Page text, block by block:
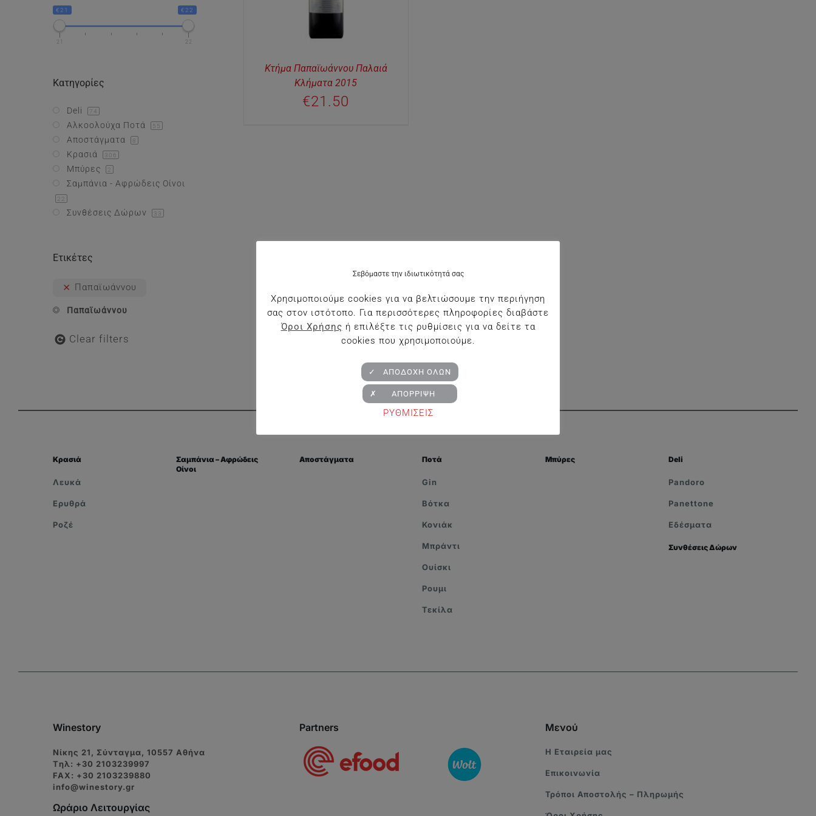
Κτήμα Παπαϊωάννου Παλαιά
Κλήματα 2015
€21.50
€21 €22
21 22
Κατηγορίες
Deli 74
Αλκοολούχα Ποτά 55
Αποστάγματα 8
Κρασιά 306
Μπύρες 2
Σαμπάνια - Αφρώδεις Οίνοι
22
Συνθέσεις Δώρων 33
Ετικέτες
Παπαϊωάννου
Παπαϊωάννου
Clear filters
Κρασιά
Λευκά
Ερυθρά
Ροζέ
Σαμπάνια – Αφρώδεις
Οίνοι
Αποστάγματα Ποτά
Gin
Βότκα
Κονιάκ
Μπράντι
Ουίσκι
Ρουμι
Τεκίλα
Μπύρες Deli
Pandoro
Panettone
Εδέσματα
Συνθέσεις Δώρων
Winestory
Νίκης 21, Σύνταγμα, 10557 Αθήνα
Tηλ: +30 2103239997
FAX: +30 2103239880
info@winestory.gr
Ωράριο Λειτουργίας
Partners Μενού
Η Eταιρεία μας
Επικοινωνία
Τρόποι Αποστολής – Πληρωμής
Σεβόμαστε την ιδιωτικότητά σας
Χρησιμοποιούμε cookies για να βελτιώσουμε την περιήγηση
σας στον ιστότοπο. Για περισσότερες πληροφορίες διαβάστε
Όροι Χρήσης ή επιλέξτε τις ρυθμίσεις για να δείτε τα
cookies που χρησιμοποιούμε.
ΡΥΘΜΙΣΕΙΣ
✓ ΑΠΟΔΟΧΗ ΟΛΩΝ
✗ ΑΠΟΡΡΙΨΗ